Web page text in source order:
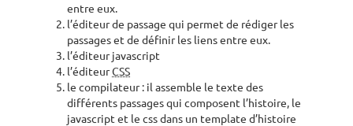
entre eux.
l’éditeur de passage qui permet de rédiger les
passages et de définir les liens entre eux.
l’éditeur javascript
l’éditeurCSS
le compilateur : il assemble le texte des
différents passages qui composent l’histoire, le
javascript et le css dans un template d’histoire